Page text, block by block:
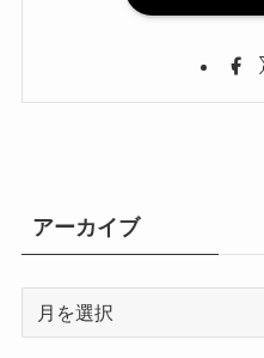
アーカイブ